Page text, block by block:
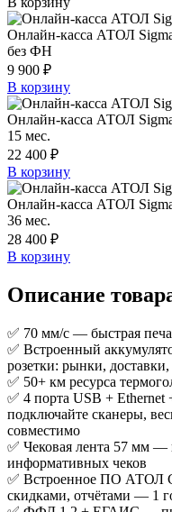
Онлайн-касса АТОЛ
без ФН
9 900 ₽
В корзину
Онлайн-касса АТОЛ
15 мес.
22 400 ₽
В корзину
Онлайн-касса АТОЛ
36 мес.
28 400 ₽
В корзину
Описание
✅ 70 мм/с — быстрая
✅ Встроенный
розетки: рынки,
✅ 50+ км ресурса
✅ 4 порта USB +
подключайте сканеры,
совместимо
✅ Чековая лента 57 мм —
информативных чеков
✅ Встроенное ПО АТОЛ
скидками, отчётами — 1